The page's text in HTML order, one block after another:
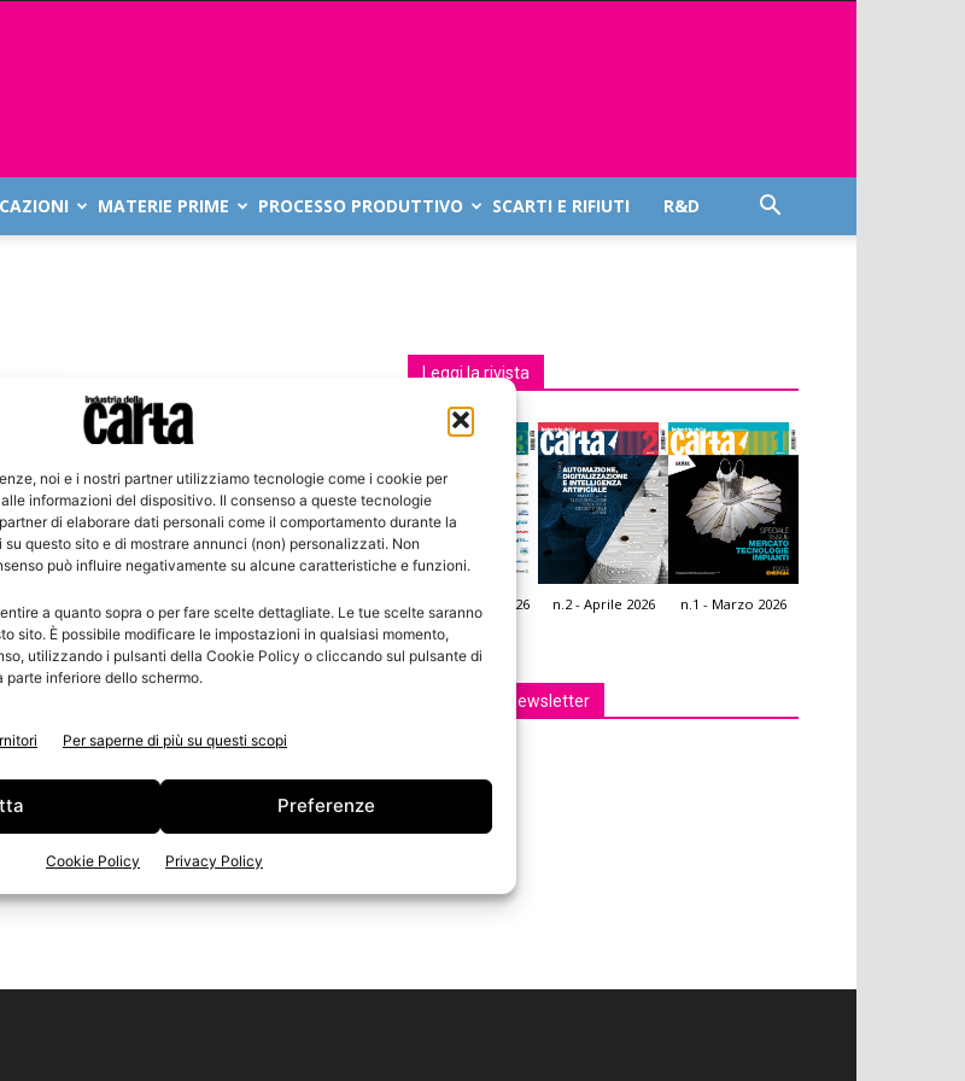
noi e i nostri partner utilizziamo tecnologie come i cookie per
informazioni del dispositivo. Il consenso a queste tecnologie
di elaborare dati personali come il comportamento durante la
questo sito e di mostrare annunci (non) personalizzati. Non
può influire negativamente su alcune caratteristiche e funzioni.
a quanto sopra o per fare scelte dettagliate. Le tue scelte saranno
sito. È possibile modificare le impostazioni in qualsiasi momento,
utilizzando i pulsanti della Cookie Policy o cliccando sul pulsante di
inferiore dello schermo.
Per saperne di più su questi scopi
Preferenze
Cookie Policy Privacy Policy
MATERIE PRIME PROCESSO PRODUTTIVO SCARTI E RIFIUTI R&D
Aimsc: «Carta e
gli artigiani, motori di
e...
Leggi la rivista
n.3 - Giugno 2026 n.2 - Aprile 2026 n.1 - Marzo 2026
Edicola Web
Iscriviti alla newsletter